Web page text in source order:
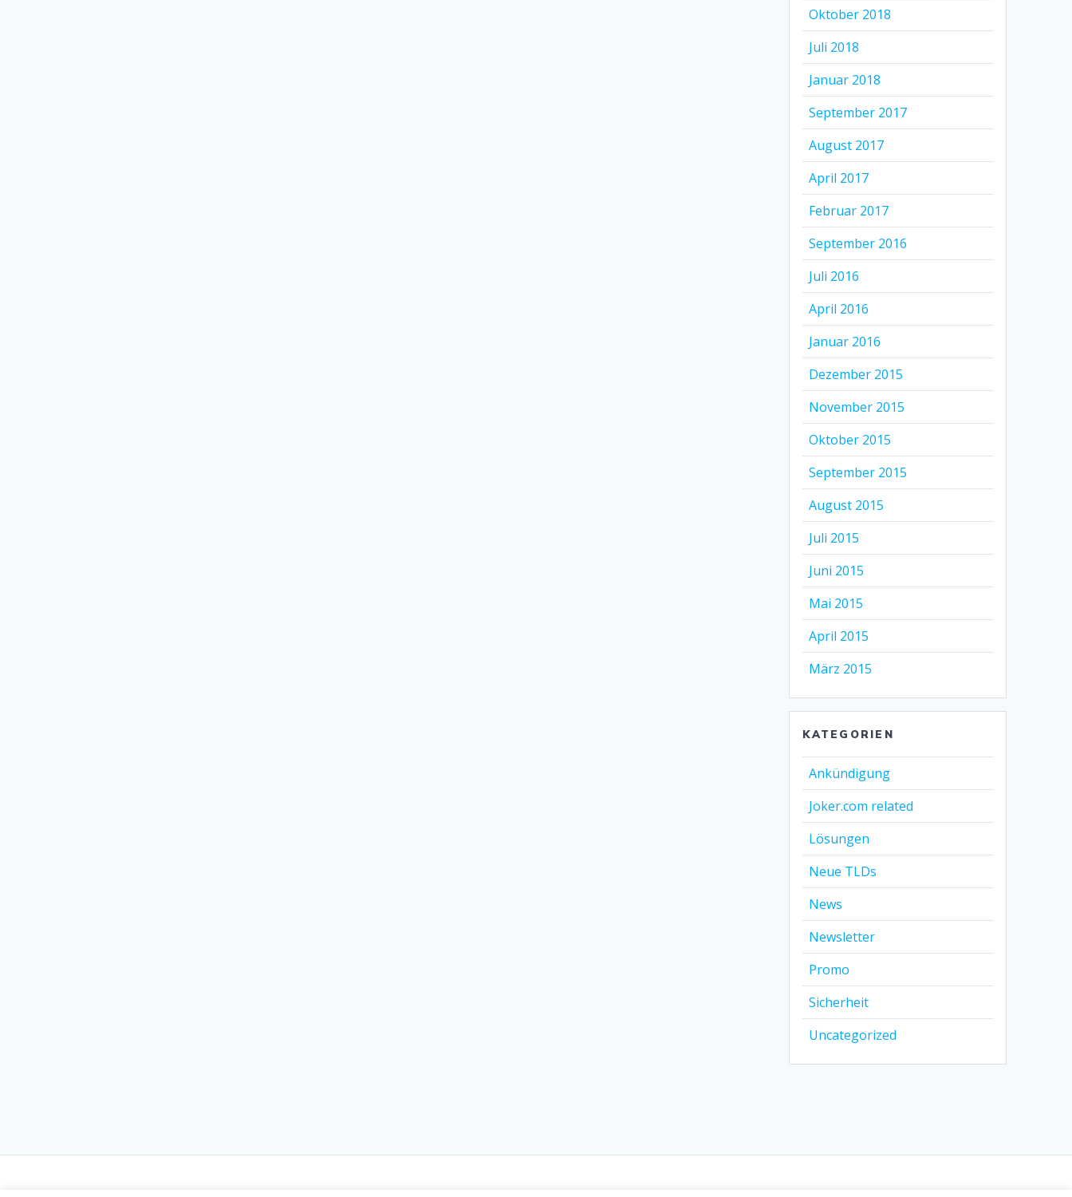
Oktober 2018
Juli 2018
Januar 2018
September 2017
August 2017
April 2017
Februar 2017
September 2016
Juli 2016
April 2016
Januar 2016
Dezember 2015
November 2015
Oktober 2015
September 2015
August 2015
Juli 2015
Juni 2015
Mai 2015
April 2015
März 2015
KATEGORIEN
Ankündigung
Joker.com related
Lösungen
Neue TLDs
News
Newsletter
Promo
Sicherheit
Uncategorized